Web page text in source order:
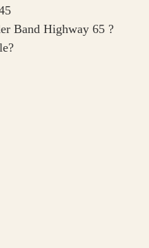
Band Highway 65 ?